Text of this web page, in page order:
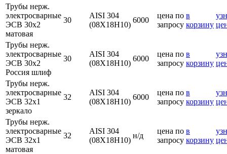
Трубы нерж.
электросварные
ЭСВ 30х2
матовая
30
AISI 304
(08Х18Н10)
6000
цена по
запросу
в
корзину
Трубы нерж.
электросварные
ЭСВ 30х2
Россия шлиф
30
AISI 304
(08Х18Н10)
6000
цена по
запросу
в
корзину
Трубы нерж.
электросварные
ЭСВ 32х1
зеркало
32
AISI 304
(08Х18Н10)
6000
цена по
запросу
в
корзину
Трубы нерж.
электросварные
ЭСВ 32х1
матовая
32
AISI 304
(08Х18Н10)
н/д
цена по
запросу
в
корзину